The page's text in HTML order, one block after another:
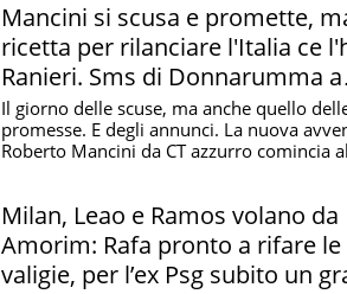
Mancini si scusa e promette,
ricetta per rilanciare l'Italia ce
Ranieri. Sms di Donnarumma a
Malagò
Il giorno delle scuse, ma anche quello
promesse. E degli annunci. La nuova
Roberto Mancini da CT azzurro comincia
Milan, Leao e Ramos volano da
Amorim: Rafa pronto a rifare le
valigie, per l’ex Psg subito un